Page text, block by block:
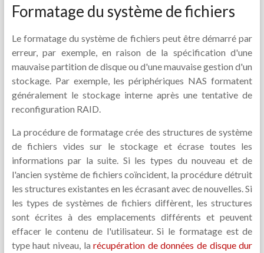
Formatage du système de fichiers
Le formatage du système de fichiers peut être démarré par
erreur, par exemple, en raison de la spécification d'une
mauvaise partition de disque ou d'une mauvaise gestion d'un
stockage. Par exemple, les périphériques NAS formatent
généralement le stockage interne après une tentative de
reconfiguration RAID.
La procédure de formatage crée des structures de système
de fichiers vides sur le stockage et écrase toutes les
informations par la suite. Si les types du nouveau et de
l'ancien système de fichiers coïncident, la procédure détruit
les structures existantes en les écrasant avec de nouvelles. Si
les types de systèmes de fichiers diffèrent, les structures
sont écrites à des emplacements différents et peuvent
effacer le contenu de l'utilisateur. Si le formatage est de
type haut niveau, larécupération de données de disque dur